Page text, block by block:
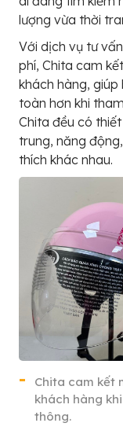
lượng vừa thời
Với dịch vụ tư
phí, Chita cam
khách hàng,
toàn hơn khi
Chita đều có
trung, năng
thích khác nhau.
Chita cam kết
khách hàng
thông.